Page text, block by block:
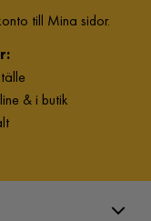
till Mina sidor.
& i butik